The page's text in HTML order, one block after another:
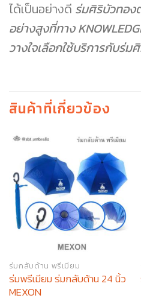
ได้เป็นอย่างดี ร่มศิริบัวทอ
อย่างสูงที่ทาง
วางใจเลือกใช้บริการกับร่ม
สินค้าที่เกี่ยวข้อง
ร่มกลับด้าน พรีเมียม
ร่มพรีเมียม ร่มกลับด้าน 24 นิ้ว
MEXON